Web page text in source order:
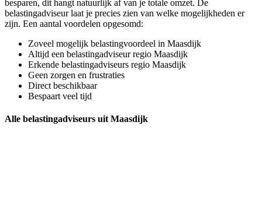
besparen, dit hangt natuurlijk af van je totale omzet. De
belastingadviseur laat je precies zien van welke mogelijkheden er
zijn. Een aantal voordelen opgesomd:
Zoveel mogelijk belastingvoordeel in Maasdijk
Altijd een belastingadviseur regio Maasdijk
Erkende belastingadviseurs regio Maasdijk
Geen zorgen en frustraties
Direct beschikbaar
Bespaart veel tijd
Alle belastingadviseurs uit Maasdijk